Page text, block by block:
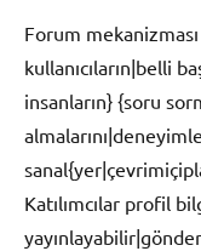
Forum
kullanıcıların|belli
insanların} {soru
Katılımcılar profil